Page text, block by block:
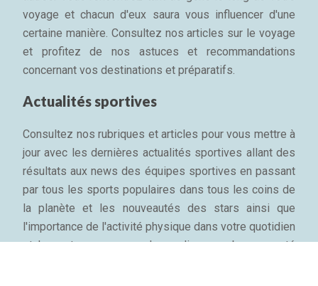
voyage et chacun d'eux saura vous influencer d'une
certaine manière. Consultez nos articles sur le voyage
et profitez de nos astuces et recommandations
concernant vos destinations et préparatifs.
Actualités sportives
Consultez nos rubriques et articles pour vous mettre à
jour avec les dernières actualités sportives allant des
résultats aux news des équipes sportives en passant
par tous les sports populaires dans tous les coins de
la planète et les nouveautés des stars ainsi que
l'importance de l'activité physique dans votre quotidien
et les astuces pour garder sa ligne, sa bonne santé